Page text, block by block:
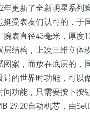
年更新了全新明星系
受表友们认可的，
表直径43毫米，厚度
结构，上次三维立
案，而放在底层的，
的世界时功能，可以
功能，只需要按下按
29.20自动机芯，由